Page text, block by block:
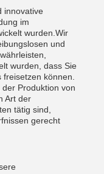
innovative
im
wurden.Wir
und
wurden, dass Sie
können.
Produktion von
Art der
tätig sind,
gerecht